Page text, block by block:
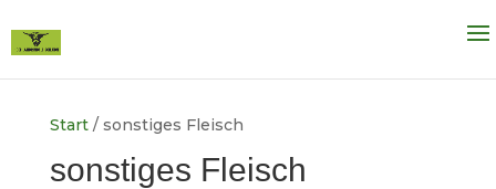
Start/ sonstiges Fleisch
sonstiges Fleisch